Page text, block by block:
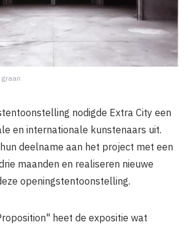
nodigde Extra City een
en inter­nationale kunstenaars uit.
deelname aan het project met een
maanden en realiseren nieuwe
openingsten­toonstelling.
heet de exposi­tie wat